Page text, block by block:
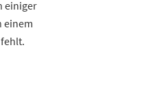
einiger
einem